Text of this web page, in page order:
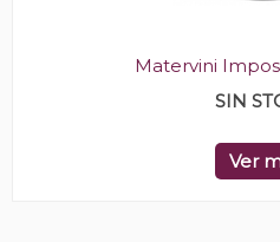
Matervini
SIN
Ver